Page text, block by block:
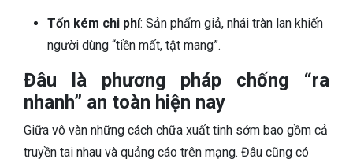
Tốn kém chi phí: Sản phẩm giả, nhái tràn lan khiến
người dùng “tiền mất, tật mang”.
Đâu là phương pháp chống “ra
nhanh” an toàn hiện nay
Giữa vô vàn những cách chữa xuất tinh sớm bao gồm cả
truyền tai nhau và quảng cáo trên mạng. Đâu cũng có